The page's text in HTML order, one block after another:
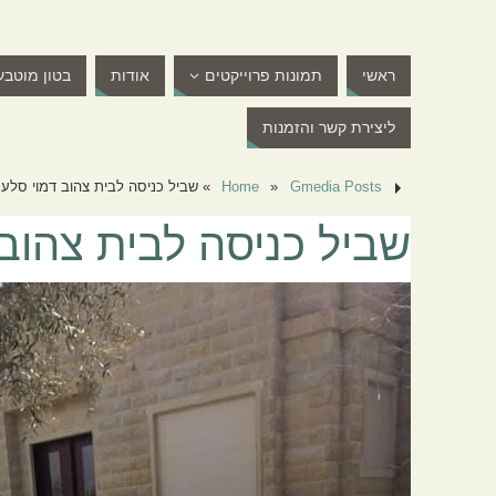
ראשי תמונות פרוייקטים אודות בטון
ליצירת קשר והזמנות
Home » Gmedia Posts
»שביל כניסה לבית צהוב דמוי סלע
שביל כניסה לבית